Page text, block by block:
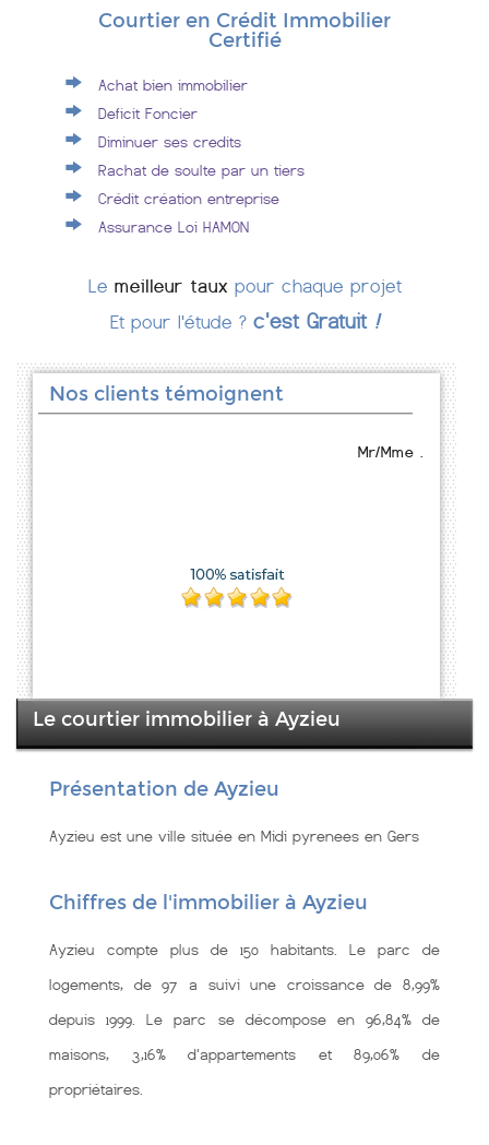
Courtier en Crédit Immobilier
Certifié
Achat bien immobilier
Deficit Foncier
Diminuer ses credits
Rachat de soulte par un tiers
Crédit création entreprise
Assurance Loi HAMON
Le meilleur taux pour chaque projet
Et pour l'étude ? c'est Gratuit !
Nos clients témoignent
Mr/Mme .
Le courtier immobilier à Ayzieu
Présentation de Ayzieu
Ayzieu est une ville située en Midi pyrenees en Gers
Chiffres de l'immobilier à Ayzieu
Ayzieu compte plus de 150 habitants. Le parc de
logements, de 97 a suivi une croissance de 8,99%
depuis 1999. Le parc se décompose en 96,84% de
maisons, 3,16% d'appartements et 89,06% de
propriétaires.